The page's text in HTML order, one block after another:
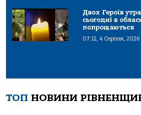
Двох Героїв
сьогодні в
попрощаються
07:12, 4 Серпня, 2026
ТОП НОВИНИ